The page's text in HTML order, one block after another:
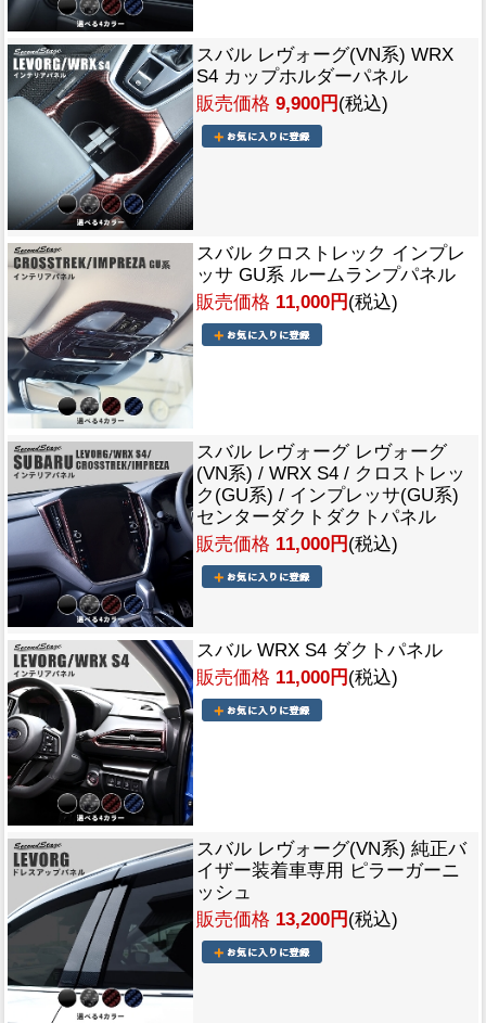
スバル レヴォーグ(VN系) WRX
S4 カップホルダーパネル
販売価格 9,900円 (税込)
スバル クロストレック インプレ
ッサ GU系 ルームランプパネル
販売価格 11,000円 (税込)
スバル レヴォーグ レヴォーグ
(VN系) / WRX S4 / クロストレッ
ク(GU系) / インプレッサ(GU系)
センターダクトダクトパネル
販売価格 11,000円 (税込)
スバル WRX S4 ダクトパネル
販売価格 11,000円 (税込)
スバル レヴォーグ(VN系) 純正バ
イザー装着車専用 ピラーガーニ
ッシュ
販売価格 13,200円 (税込)